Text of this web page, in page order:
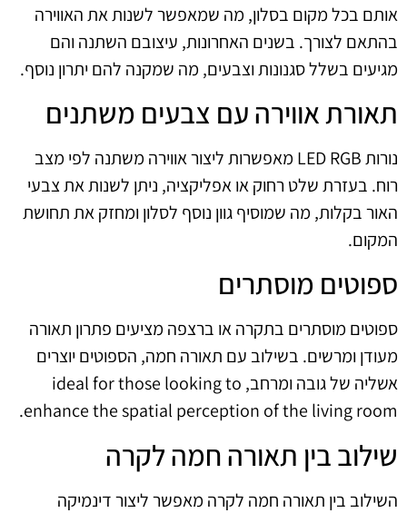
אותם בכל מקום בסלון, מה שמאפשר לשנות את האווירה
בהתאם לצורך. בשנים האחרונות, עיצובם השתנה והם
מגיעים בשלל סגנונות וצבעים, מה שמקנה להם יתרון נוסף.
תאורת אווירה עם צבעים משתנים
נורות LED RGB מאפשרות ליצור אווירה משתנה לפי מצב
רוח. בעזרת שלט רחוק או אפליקציה, ניתן לשנות את צבעי
האור בקלות, מה שמוסיף גוון נוסף לסלון ומחזק את תחושת
המקום.
ספוטים מוסתרים
ספוטים מוסתרים בתקרה או ברצפה מציעים פתרון תאורה
מעודן ומרשים. בשילוב עם תאורה חמה, הספוטים יוצרים
אשליה של גובה ומרחב, ideal for those looking to
enhance the spatial perception of the living room.
שילוב בין תאורה חמה לקרה
השילוב בין תאורה חמה לקרה מאפשר ליצור דינמיקה